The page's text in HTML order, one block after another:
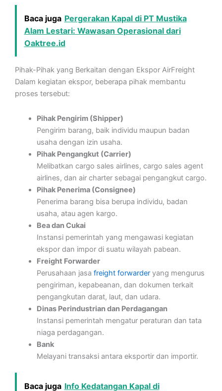
Baca juga Pergerakan Kapal di PT Mustika
Alam Lestari: Wawasan Operasional dari
Oaktree.id
Pihak-Pihak yang Berkaitan dengan Ekspor AirFreight
Dalam kegiatan ekspor, beberapa pihak membantu
proses tersebut:
Pihak Pengirim (Shipper)
Pengirim barang, baik individu maupun badan
usaha dengan izin usaha.
Pihak Pengangkut (Carrier)
Melibatkan cargo sales airlines, cargo sales agent
airlines, dan air charter sebagai pengangkut cargo.
Pihak Penerima (Consignee)
Penerima barang bisa berupa individu, badan
usaha, atau agen kargo.
Bea dan Cukai
Instansi pemerintah yang mengawasi kegiatan
ekspor dan impor di suatu wilayah pabean.
Freight Forwarder
Perusahaan jasa freight forwarderyang mengurus
pengiriman, kepabeanan, dan dokumen terkait
pengangkutan darat, laut, dan udara.
Dinas Perindustrian dan Perdagangan
Instansi pemerintah mengatur peraturan dan tata
niaga perdagangan.
Bank
Melayani transaksi antara eksportir dan importir.
Baca juga Info Kedatangan Kapal di